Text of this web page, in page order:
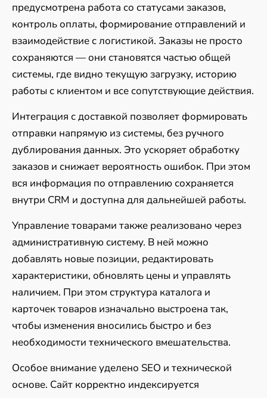
предусмотрена работа со статусами заказов,
контроль оплаты, формирование отправлений и
взаимодействие с логистикой. Заказы не просто
сохраняются — они становятся частью общей
системы, где видно текущую загрузку, историю
работы с клиентом и все сопутствующие действия.
Интеграция с доставкой позволяет формировать
отправки напрямую из системы, без ручного
дублирования данных. Это ускоряет обработку
заказов и снижает вероятность ошибок. При этом
вся информация по отправлению сохраняется
внутри CRM и доступна для дальнейшей работы.
Управление товарами также реализовано через
административную систему. В ней можно
добавлять новые позиции, редактировать
характеристики, обновлять цены и управлять
наличием. При этом структура каталога и
карточек товаров изначально выстроена так,
чтобы изменения вносились быстро и без
необходимости технического вмешательства.
Особое внимание уделено SEO и технической
основе. Сайт корректно индексируется